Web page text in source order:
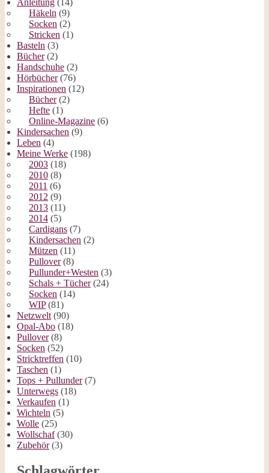
Anleitung (14)
Häkeln (9)
Socken (2)
Stricken (1)
Basteln (3)
Bücher(2)
Handschuhe (2)
Hörbücher(76)
Inspirationen (12)
Bücher(2)
Hefte (1)
Online-Magazine (6)
Kindersachen (9)
Leben (4)
Meine Werke (198)
2003 (18)
2010 (8)
2011 (6)
2012 (9)
2013 (11)
2014 (5)
Cardigans (7)
Kindersachen (2)
Mützen (11)
Pullover(8)
Pullunder+Westen (3)
Schals + Tücher(24)
Socken (14)
WIP(81)
Netzwelt (90)
Opal-Abo (18)
Pullover(8)
Socken (52)
Stricktreffen (10)
Taschen (1)
Tops + Pullunder(7)
Unterwegs (18)
Verkaufen (1)
Wichteln (5)
Wolle (25)
Wollschaf(30)
Zubehör(3)